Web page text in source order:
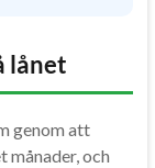
lånet
genom att
månader, och